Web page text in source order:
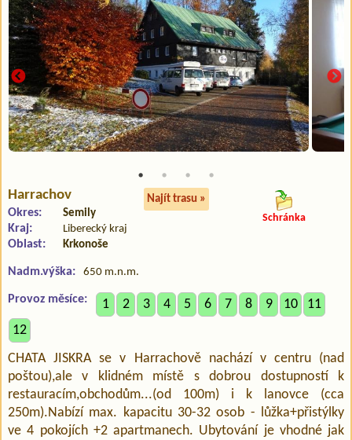
Harrachov Najít trasu »
Okres: Semily
Kraj: Liberecký kraj
Oblast: Krkonoše
Nadm.výška: 650 m.n.m.
Schránka
Provoz měsíce: 1 2 3 4 5 6 7 8 9 10
11
12
CHATA JISKRA se v Harrachově nachází v centru (nad
poštou),ale v klidném místě s dobrou dostupností k
restauracím,obchodům...(od 100m) i k lanovce (cca
250m).Nabízí max. kapacitu 30-32 osob - lůžka+přistýlky
ve 4 pokojích +2 apartmanech. Ubytování je vhodné jak